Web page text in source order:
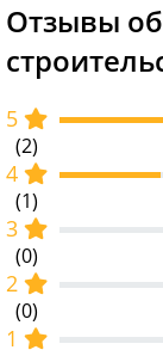
Отзывы
5
(2)
4
(1)
3
(0)
2
(0)
1